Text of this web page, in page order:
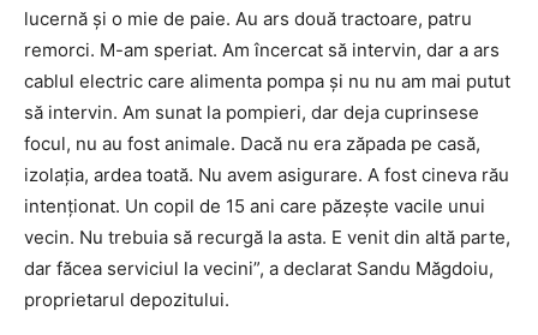
lucernă și o mie de paie. Au ars două tractoare, patru
remorci. M-am speriat. Am încercat să intervin, dar a ars
cablul electric care alimenta pompa și nu nu am mai putut
să intervin. Am sunat la pompieri, dar deja cuprinsese
focul, nu au fost animale. Dacă nu era zăpada pe casă,
izolația, ardea toată. Nu avem asigurare. A fost cineva rău
intenționat. Un copil de 15 ani care păzește vacile unui
vecin. Nu trebuia să recurgă la asta. E venit din altă parte,
dar făcea serviciul la vecini”, a declarat Sandu Măgdoiu,
proprietarul depozitului.